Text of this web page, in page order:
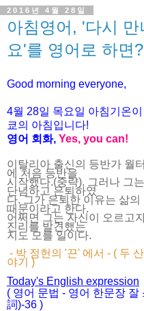
2016년 4월 28일
아침영어, '다시
요'를 영어로 하면
Good morning everyone,
4월 28일 목요일 아침기온
쿄의 아침입니다!
영어 회화, Yes, you can!
이탈리아 출신의 등반가 월
에 처음 등반을
시작했다.(중략). 그러나 그
단념하고 은퇴하였
다.그가 은퇴한 이유는 삶의
때문이라고 한다.
어쩌면 그는 자신이 오르고
진리를 발견했는
지도 모를 일이다.
- 박 정헌의 '끈' 에서 - ( 두
야기 )
Today's English expression
( 영어 문법 - 영어 한문장
詞)-36 )